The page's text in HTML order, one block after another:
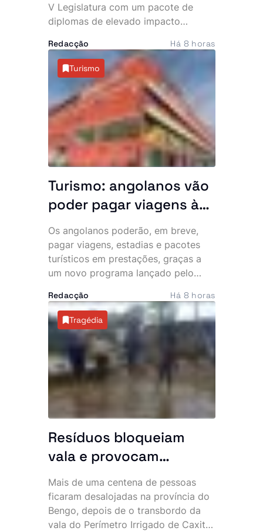
V Legislatura com um pacote de
diplomas de elevado impacto
12 e 14 de Agosto, os deputados vão
apreciar a Conta Geral do Estado de
2024, votar leis estruturantes e
decidir matérias ligadas à
organização eleitoral e à cooperação
internacional.
Redacção Há 8 horas
Turismo
Turismo: angolanos vão
poder pagar viagens às
prestações
Os angolanos poderão, em breve,
pagar viagens, estadias e pacotes
turísticos em prestações, graças a
um novo programa lançado pelo
pretende tornar o turismo interno
mais acessível e impulsionar o
sector. A primeira fase da iniciativa
arrancou com a integração de
operadores turísticos no novo
sistema de pagamento.
Redacção Há 8 horas
Tragédia
Resíduos bloqueiam
vala e provocam
inundação que
desalojou mais de 100
pessoas
Mais de uma centena de pessoas
ficaram desalojadas na província do
Bengo, depois de o transbordo da
vala do Perímetro Irrigado de Caxito